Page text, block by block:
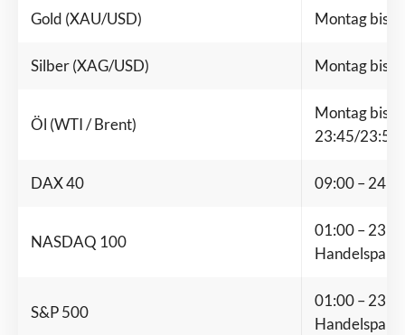
Gold (XAU/USD) Montag bis
Silber (XAG/USD) Montag bis
Öl (WTI / Brent)
Montag bis
23:45/23:59
DAX 40 09:00 –
NASDAQ 100
01:00 –
S&P 500
01:00 –